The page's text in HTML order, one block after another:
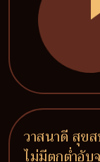
วาสนาดี สุข
ไม่มีตกต่ำอับ